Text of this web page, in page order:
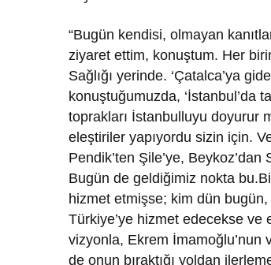
“Bugün kendisi, olmayan
ziyaret ettim, konuştum. Her
Sağlığı yerinde. ‘Çatalca’ya
konuştuğumuzda, ‘İstanbul’da
toprakları İstanbulluyu doyurur
eleştiriler yapıyordu sizin için.
Pendik’ten Şile’ye,
Bugün de geldiğimiz nokta
hizmet etmişse; kim dün
Türkiye’ye hizmet edecekse ve
vizyonla, Ekrem İmamoğlu’nun
de onun bıraktığı yoldan